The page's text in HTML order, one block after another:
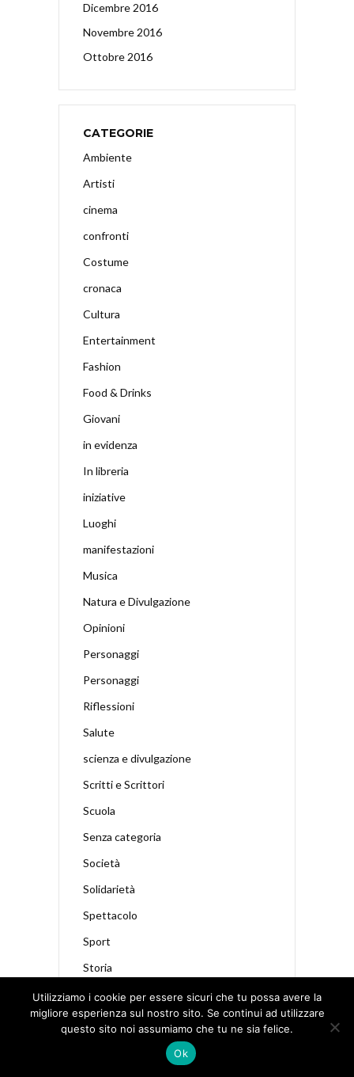
Dicembre 2016
Novembre 2016
Ottobre 2016
CATEGORIE
Ambiente
Artisti
cinema
confronti
Costume
cronaca
Cultura
Entertainment
Fashion
Food & Drinks
Giovani
in evidenza
In libreria
iniziative
Luoghi
manifestazioni
Musica
Natura e Divulgazione
Opinioni
Personaggi
Personaggi
Riflessioni
Salute
scienza e divulgazione
Scritti e Scrittori
Scuola
Senza categoria
Società
Solidarietà
Spettacolo
Sport
Storia
storie
teatro
Utilizziamo i cookie per essere sicuri che tu possa avere la
migliore esperienza sul nostro sito. Se continui ad utilizzare
questo sito noi assumiamo che tu ne sia felice.
Ok